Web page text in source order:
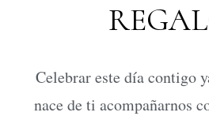
Celebrar este día contigo
nace de ti acompañarnos